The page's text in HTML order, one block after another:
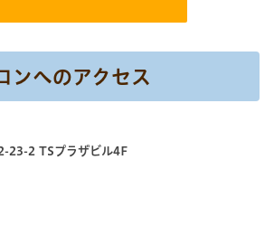
ンへのアクセス
23-2 TSプラザビル4F